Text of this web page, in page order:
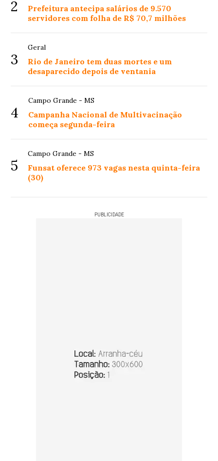
2
Prefeitura antecipa salários de 9.570
servidores com folha de R$ 70,7 milhões
3
Geral
Rio de Janeiro tem duas mortes e um
desaparecido depois de ventania
4
Campo Grande - MS
Campanha Nacional de Multivacinação
começa segunda-feira
5
Campo Grande - MS
Funsat oferece 973 vagas nesta quinta-feira
(30)
PUBLICIDADE